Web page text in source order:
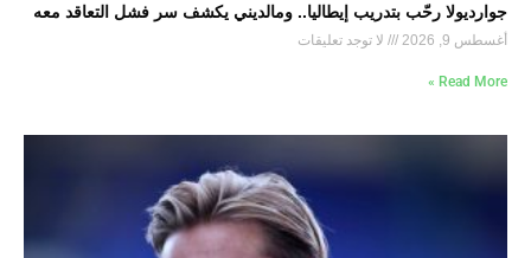
جوارديولا رحّب بتدريب إيطاليا.. ومالديني يكشف سر فشل التعاقد معه
أغسطس 9, 2026 لا توجد تعليقات
Read More »